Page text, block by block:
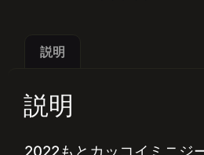
説明
説明
2022もとカッコイミニジ